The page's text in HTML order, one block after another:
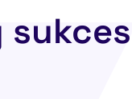
Napraw
sukces